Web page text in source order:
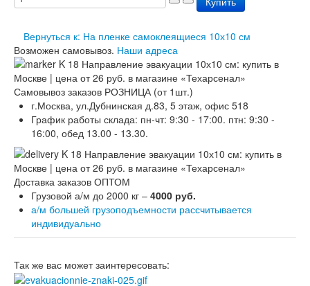
Перезарядка ОУ
Доставка
Оплата
Гарантии
О нас
Статьи
Публичная оферта
Сертификаты
Вопрос-Ответ
Контакты
Вернуться к: На пленке самоклеящиеся 10х10 см
Возможен самовывоз. Наши адреса
Самовывоз заказов РОЗНИЦА (от 1шт.)
г.Москва, ул.Дубнинская д.83, 5 этаж, офис 518
График работы склада: пн-чт: 9:30 - 17:00. птн: 9:30 -
16:00, обед 13.00 - 13.30.
Доставка заказов ОПТОМ
Грузовой а/м до 2000 кг – 4000 руб.
а/м большей грузоподъемности рассчитывается
индивидуально
Так же вас может заинтересовать: